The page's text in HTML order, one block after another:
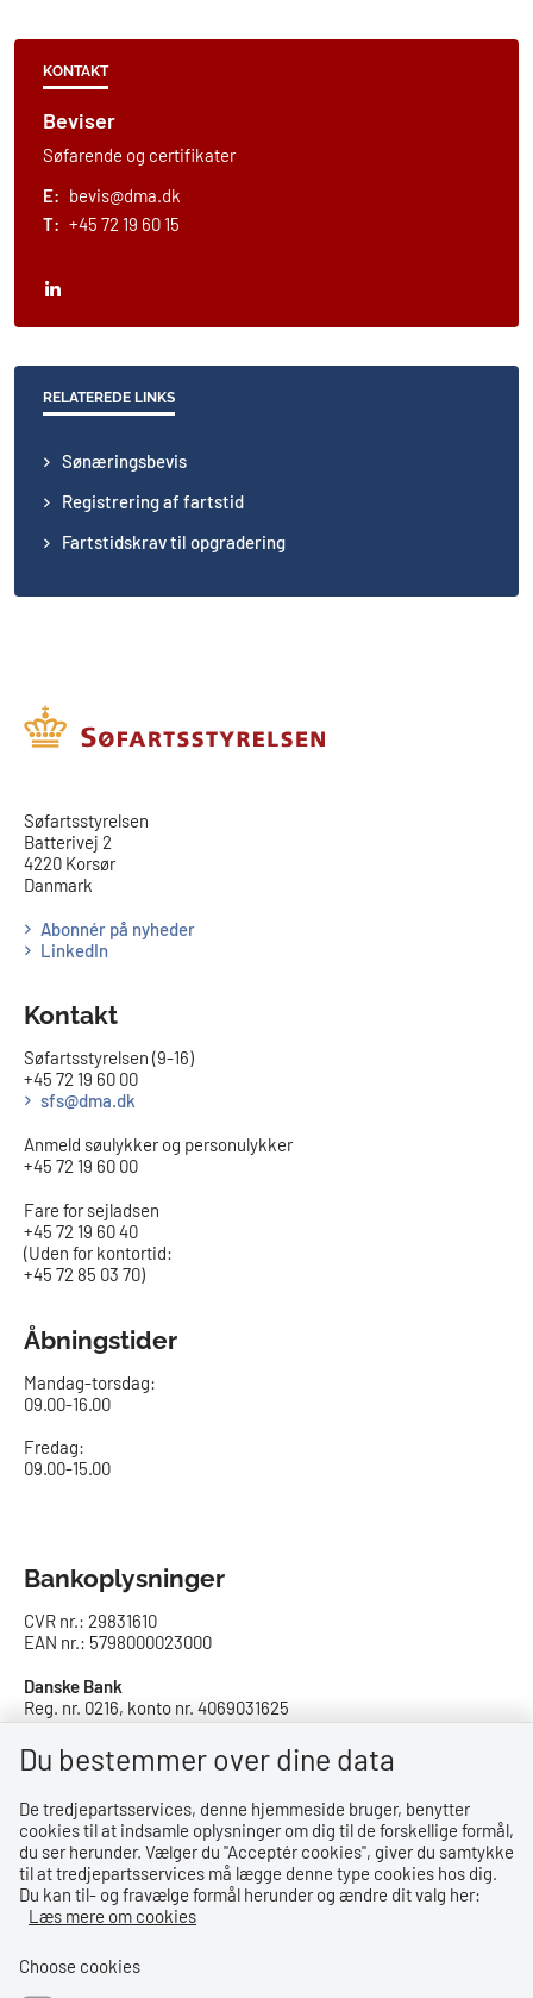
KONTAKT
Beviser
Søfarende og certifikater
E: bevis@dma.dk
T: +45 72 19 60 15
RELATEREDE LINKS
Sønæringsbevis
Registrering af fartstid
Fartstidskrav til opgradering
​​Søfartsstyrelsen
Batterivej 2
4220 Korsør
Danmark
Abonnér på nyheder
LinkedIn
Kontakt
Søfartsstyrelsen (9-16)
+45 72 19 60 00
sfs@dma.dk
Anmeld søulykker og personulykker
+45 72 19 60 00
Fare for sejladsen
+45 72 19 60 40
(Uden for kontortid:
+45 72 85 03 70)
Åbningstider
Mandag-torsdag:
09.00-16.00​
Fredag:
09.00-15.00
Bankoplysninger
CVR nr.: 29831610
EAN nr.: 5798000023000
Danske Bank
Reg. nr. 0216, konto nr. 4069031625
IBAN: DK8402164069031625
SWIFT: DABADKKK
Privatlivspolitik
Privatlivspolitik
Tilgængelighedserklæring
Du bestemmer over dine data
De tredjepartsservices, denne hjemmeside bruger, benytter
cookies til at indsamle oplysninger om dig til de forskellige formål,
du ser herunder. Vælger du ''Acceptér cookies'', giver du samtykke
til at tredjepartsservices må lægge denne type cookies hos dig.
Du kan til- og fravælge formål herunder og ændre dit valg her:
Læs mere om cookies
Choose cookies